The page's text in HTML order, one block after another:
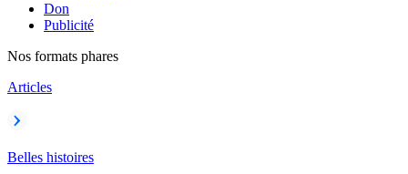
Don
Publicité
Nos formats phares
Articles
Belles histoires